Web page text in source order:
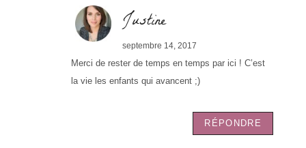
Justine
septembre 14, 2017
Merci de rester de temps en temps par ici ! C’est
la vie les enfants qui avancent ;)
RÉPONDRE